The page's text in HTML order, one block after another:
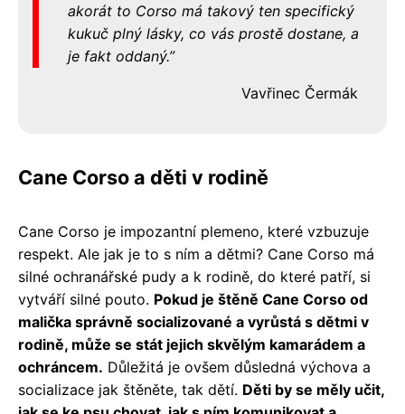
akorát to Corso má takový ten specifický
kukuč plný lásky, co vás prostě dostane, a
je fakt oddaný.
Vavřinec Čermák
Cane Corso a děti v rodině
Cane Corso je impozantní plemeno, které vzbuzuje
respekt. Ale jak je to s ním a dětmi? Cane Corso má
silné ochranářské pudy a k rodině, do které patří, si
vytváří silné pouto. Pokud je štěně Cane Corso od
malička správně socializované a vyrůstá s dětmi v
rodině, může se stát jejich skvělým kamarádem a
ochráncem. Důležitá je ovšem důsledná výchova a
socializace jak štěněte, tak dětí. Děti by se měly učit,